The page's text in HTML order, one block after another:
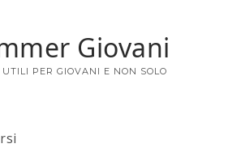
Giovani
UTILI PER GIOVANI E NON SOLO